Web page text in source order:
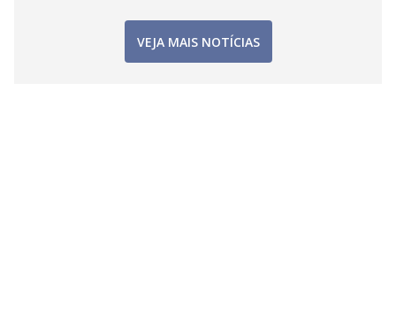
VEJA MAIS NOTÍCIAS